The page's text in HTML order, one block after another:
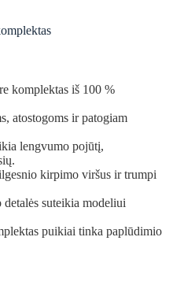
komplektas iš 100 %
atostogoms ir patogiam
lengvumo pojūtį,
kirpimo viršus ir trumpi
suteikia modeliui
puikiai tinka paplūdimio